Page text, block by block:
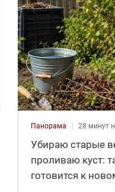
Панорама 28 минут
Убираю старые
проливаю куст:
готовится к